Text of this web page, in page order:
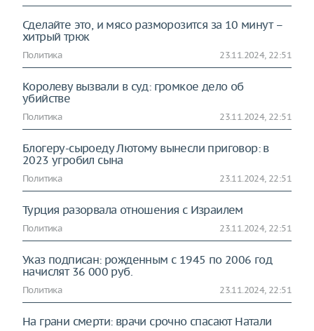
Сделайте это, и мясо разморозится за 10 минут –
хитрый трюк
Политика 23.11.2024, 22:51
Королеву вызвали в суд: громкое дело об
убийстве
Политика 23.11.2024, 22:51
Блогеру-сыроеду Лютому вынесли приговор: в
2023 угробил сына
Политика 23.11.2024, 22:51
Турция разорвала отношения с Израилем
Политика 23.11.2024, 22:51
Указ подписан: рожденным с 1945 по 2006 год
начислят 36 000 руб.
Политика 23.11.2024, 22:51
На грани смерти: врачи срочно спасают Натали